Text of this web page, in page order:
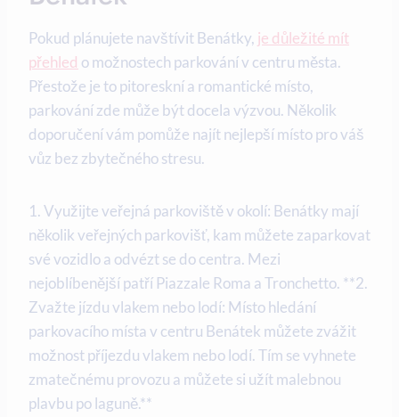
Pokud plánujete navštívit Benátky, je důležité mít
přehled o možnostech parkování v centru města.
Přestože je to pitoreskní a romantické místo,
parkování zde může být docela výzvou. Několik
doporučení vám pomůže najít nejlepší místo pro váš
vůz bez zbytečného stresu.
1. Využijte veřejná parkoviště v okolí: Benátky mají
několik veřejných parkovišť, kam můžete zaparkovat
své vozidlo a odvézt se do centra. Mezi
nejoblíbenější patří Piazzale Roma a Tronchetto. **2.
Zvažte jízdu vlakem nebo lodí: Místo hledání
parkovacího místa v centru Benátek můžete zvážit
možnost příjezdu vlakem nebo lodí. Tím se vyhnete
zmatečnému provozu a můžete si užít malebnou
plavbu po laguně.**